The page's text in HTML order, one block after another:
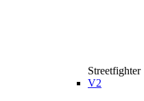
Streetfighter
V2